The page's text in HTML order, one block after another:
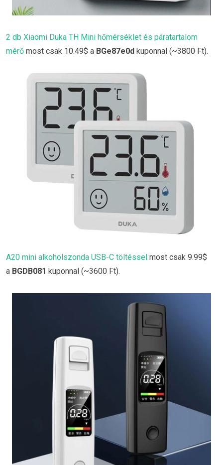
2 db Xiaomi Duka TH Mini hőmérséklet és páratartalom
mérő most csak 10.49$ a BGe87e0d kuponnal (~3800 Ft).
A20 mini alkoholszonda USB-C töltéssel most csak 9.99$
a BGDB081 kuponnal (~3600 Ft).